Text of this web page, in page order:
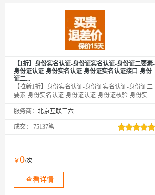
【1折】身份实名认证-身份证实名认证-身份证二要素-
身份证认证-身份实名认证-身份证实名认证接口-身份
证二...
【拉新1折】身份实名认证-身份证实名认证-身份证二
要素-身份实名认证-身份证认证-身份证核验-身份实名
认证-身份证实名认证接口-身份证二要素核验-身份实
证号，校验此两项是否匹配，同时解析生日、性别、
服，新用户享5折优惠！
服务商： 北京互联三六五科技有限公司
成交： 75137笔
￥0/次
查看详情